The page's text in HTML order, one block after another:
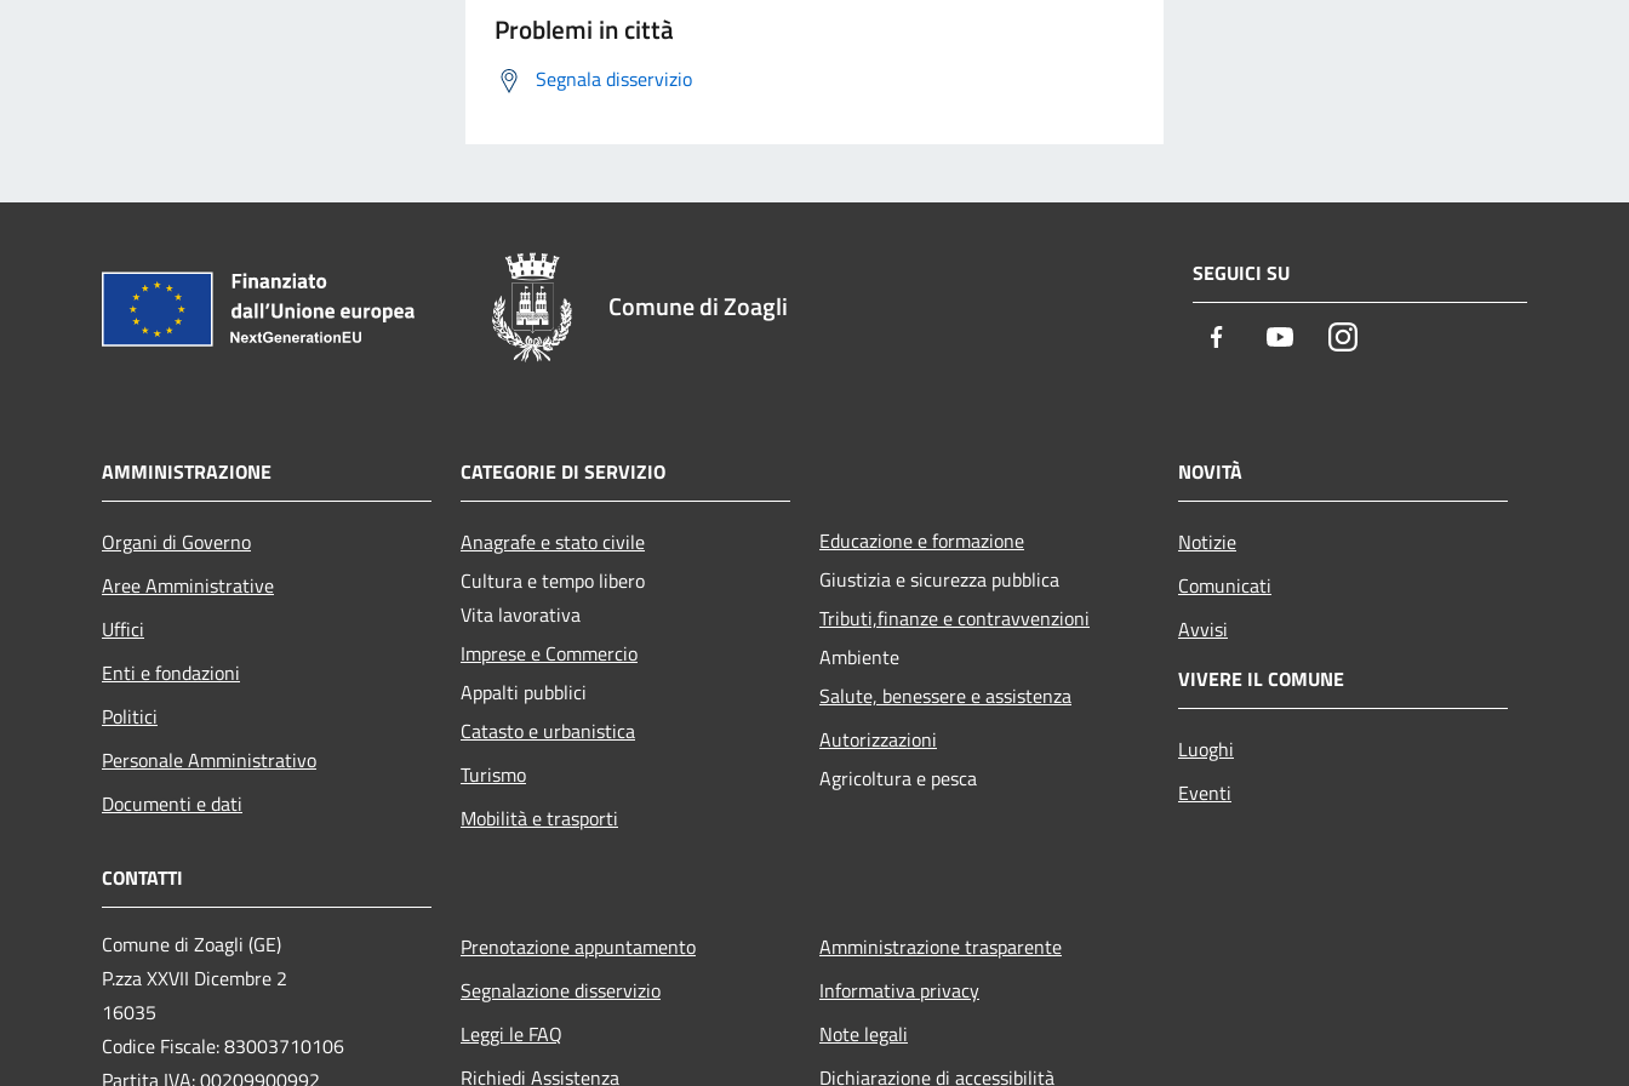
Problemi in città
Segnala disservizio
Comune di Zoagli
SEGUICI SU
Facebook YoutubeInstagram
AMMINISTRAZIONE
Organi di Governo
Aree Amministrative
Uffici
Enti e fondazioni
Politici
Personale Amministrativo
Documenti e dati
CATEGORIE DI SERVIZIO
Anagrafe e stato civile
Cultura e tempo libero
Vita lavorativa
Imprese e Commercio
Appalti pubblici
Catasto e urbanistica
Turismo
Mobilità e trasporti
Educazione e formazione
Giustizia e sicurezza pubblica
Tributi,finanze e contravvenzioni
Ambiente
Salute, benessere e assistenza
Autorizzazioni
Agricoltura e pesca
NOVITÀ
Notizie
Comunicati
Avvisi
VIVERE IL COMUNE
Luoghi
Eventi
CONTATTI
Comune di Zoagli (GE)
P.zza XXVII Dicembre 2
16035
Codice Fiscale: 83003710106
Partita IVA: 00209900992
Prenotazione appuntamento
Segnalazione disservizio
Leggi le FAQ
Richiedi Assistenza
Amministrazione trasparente
Informativa privacy
Note legali
Dichiarazione di accessibilità